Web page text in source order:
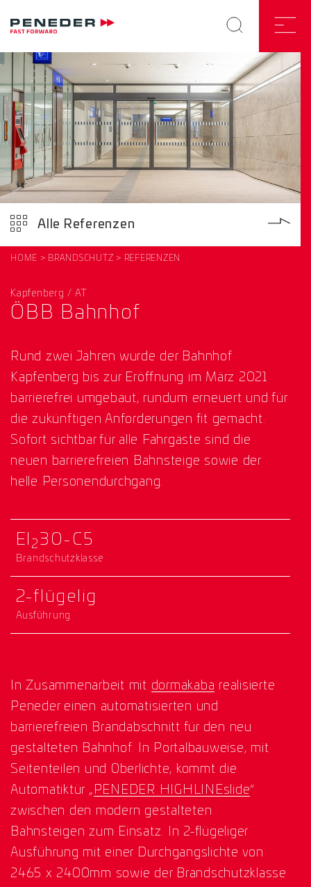
Alle Referenzen
HOME BRANDSCHUTZ REFERENZEN
Kapfenberg / AT
ÖBB Bahnhof
Rund zwei Jahren wurde der Bahnhof
Kapfenberg bis zur Eröffnung im März 2021
barrierefrei umgebaut, rundum erneuert und für
die zukünftigen Anforderungen fit gemacht.
Sofort sichtbar für alle Fahrgäste sind die
neuen barrierefreien Bahnsteige sowie der
helle Personendurchgang.
EI 2 30-C5
Brandschutzklasse
2-flügelig
Ausführung
In Zusammenarbeit mit dormakaba realisierte
Peneder einen automatisierten und
barrierefreien Brandabschnitt für den neu
gestalteten Bahnhof. In Portalbauweise, mit
Seitenteilen und Oberlichte, kommt die
Automatiktür „ PENEDER HIGHLINEslide“
zwischen den modern gestalteten
Bahnsteigen zum Einsatz. In 2-flügeliger
Ausführung mit einer Durchgangslichte von
2465 x 2400mm sowie der Brandschutzklasse